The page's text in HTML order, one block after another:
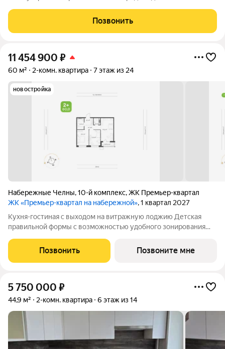
2-х комнатная квартира в хорошем состоянии. Отличное
предложение для тех, кто ищет комфортное
Позвонить
11 454 900 ₽
60 м² 2-комн. квартира 7 этаж из 24
новостройка
Набережные Челны,10-й комплекс,ЖК Премьер-квартал
ЖК «Премьер-квартал на набережной», 1 квартал 2027
Кухня-гостиная с выходом на витражную лоджию Детская
правильной формы с возможностью удобного зонирования
санузел для дополнительного комфорта всей семьи
Увеличенная ванная Высота потолков 2,7м
Позвонить Позвоните мне
5 750 000 ₽
44,9 м² 2-комн. квартира 6 этаж из 14